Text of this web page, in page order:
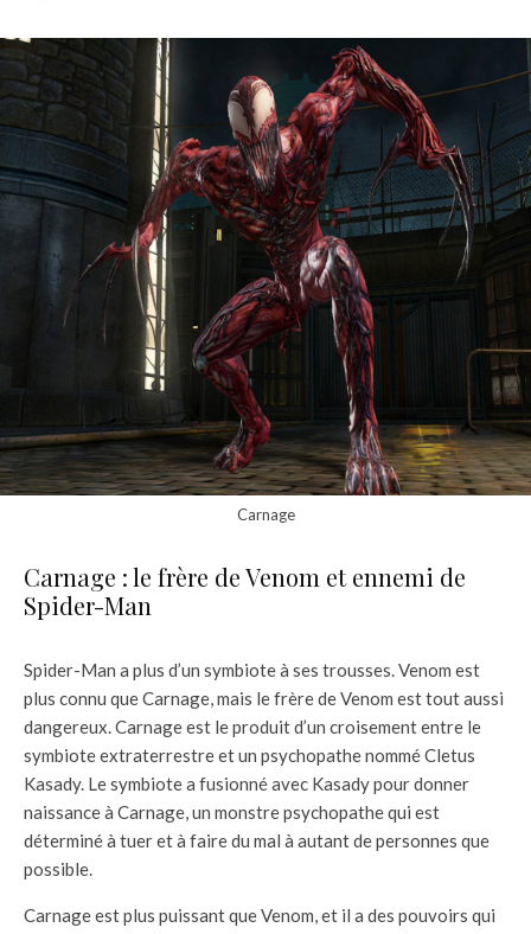
Carnage
Carnage : le frère de Venom et ennemi de
Spider-Man
Spider-Man a plus d’un symbiote à ses trousses. Venom est
plus connu que Carnage, mais le frère de Venom est tout aussi
dangereux. Carnage est le produit d’un croisement entre le
symbiote extraterrestre et un psychopathe nommé Cletus
Kasady. Le symbiote a fusionné avec Kasady pour donner
naissance à Carnage, un monstre psychopathe qui est
déterminé à tuer et à faire du mal à autant de personnes que
possible.
Carnage est plus puissant que Venom, et il a des pouvoirs qui